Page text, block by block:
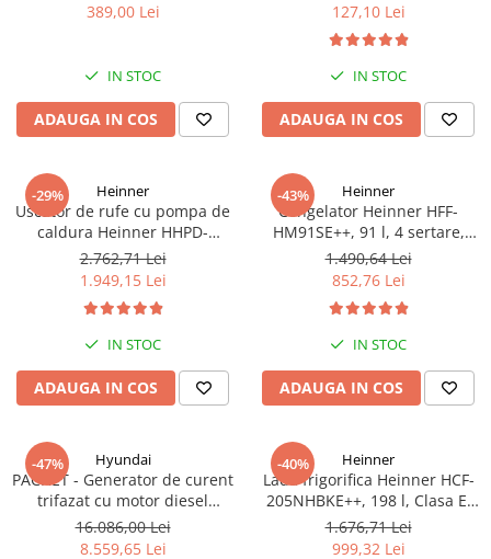
389,00 Lei
IN STOC
ADAUGA IN COS
bari Pandora
127,10 Lei
IN STOC
ADAUGA IN COS
-29% Heinner
Uscator de rufe cu pompa de
caldura Heinner HHPD-
V9T2KA++ Capacitate 9kg,
Clasa A++, 15 programe,
Display LED, Program Baby
Care, Functie anti-sifonare
2.762,71 Lei
1.949,15 Lei
IN STOC
ADAUGA IN COS
-43% Heinner
Congelator Heinner HFF-
HM91SE++, 91 l, 4 sertare,
Control mecanic, Clasa E, H 85
cm, Argintiu
1.490,64 Lei
852,76 Lei
IN STOC
ADAUGA IN COS
-47% Hyundai
PACHET - Generator de curent
trifazat cu motor diesel
Hyundai DHY8600SE-T, putere
motor 12 CP, Putere maxima
16.086,00 Lei
8.559,65 Lei
-40% Heinner
Lada frigorifica Heinner HCF-
205NHBKE++, 198 l, Clasa E,
Compresor inverter, Display
waterproof, Negru
1.676,71 Lei
999,32 Lei